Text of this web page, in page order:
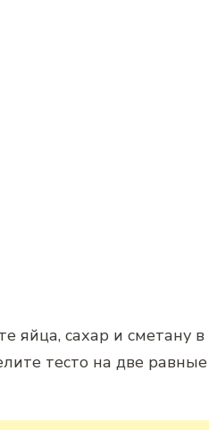
яйца, сахар и сметану в
тесто на две